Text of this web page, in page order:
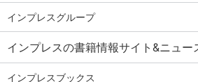
Windows 11
Q&A
Teams踏み込み
活用術
インプレスグループ
インプレスの書籍情報サイト&ニュー
インプレスブックス